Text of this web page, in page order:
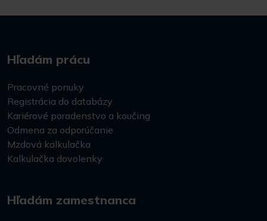
Hľadám prácu
Pracovné ponuky
Registrácia do databázy
Kariérové poradenstvo a koučing
Odmena za odporúčanie
Mzdová kalkulačka
Kalkulačka dovolenky
Hľadám zamestnanca